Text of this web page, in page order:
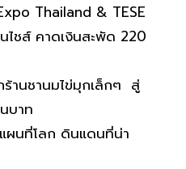
Thailand & TESE
ชส์ คาดเงินสะพัด 220
านชานมไข่มุกเล็กๆ สู่
บาท
แผนที่โลก ดินแดนที่น่า